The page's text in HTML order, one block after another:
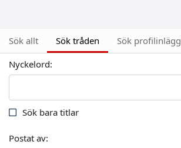
Sök allt Sök tråden
Sök profilinlägg
Nyckelord
Sök bara titlar
Postat av